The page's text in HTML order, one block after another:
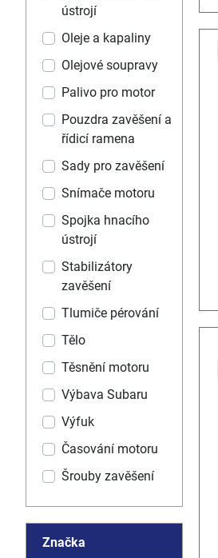
ústrojí
Oleje a kapaliny
Olejové soupravy
Palivo pro motor
Pouzdra zavěšení a
řídicí ramena
Sady pro zavěšení
Snímače motoru
Spojka hnacího
ústrojí
Stabilizátory
zavěšení
Tlumiče pérování
Tělo
Těsnění motoru
Výbava Subaru
Výfuk
Časování motoru
Šrouby zavěšení
Značka